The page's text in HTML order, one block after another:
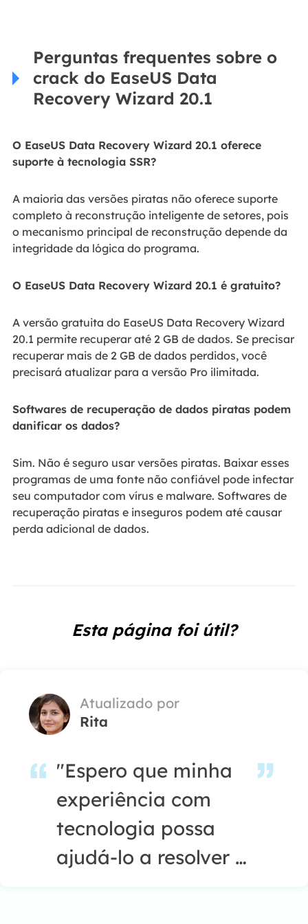
Perguntas frequentes sobre o
crack do EaseUS Data
Recovery Wizard 20.1
O EaseUS Data Recovery Wizard 20.1 oferece
suporte à tecnologia SSR?
A maioria das versões piratas não oferece suporte
completo à reconstrução inteligente de setores, pois
o mecanismo principal de reconstrução depende da
integridade da lógica do programa.
O EaseUS Data Recovery Wizard 20.1 é gratuito?
A versão gratuita do EaseUS Data Recovery Wizard
20.1 permite recuperar até 2 GB de dados. Se precisar
recuperar mais de 2 GB de dados perdidos, você
precisará atualizar para a versão Pro ilimitada.
Softwares de recuperação de dados piratas podem
danificar os dados?
Sim. Não é seguro usar versões piratas. Baixar esses
programas de uma fonte não confiável pode infectar
seu computador com vírus e malware. Softwares de
recuperação piratas e inseguros podem até causar
perda adicional de dados.
Esta página foi útil?
Atualizado por
Rita
"Espero que minha
experiência com
tecnologia possa
ajudá-lo a resolver a